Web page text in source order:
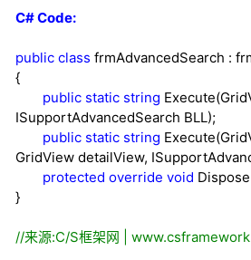
C# Code:
public class frmAdvancedSearch :
{
public static string
ISupportAdvancedSearch BLL);
public static string
GridView detailView,
protected override void
}
//来源:C/S框架网 |